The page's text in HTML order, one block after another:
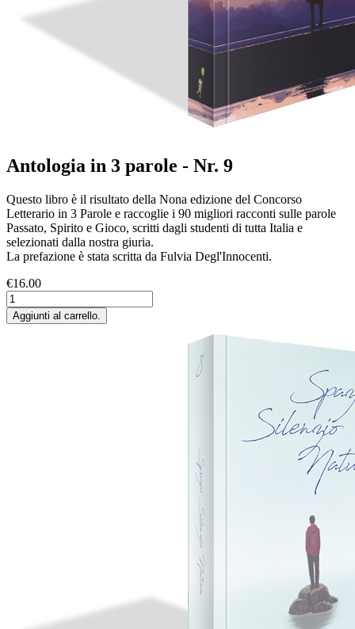
Antologia in 3 parole - Nr. 9
Questo libro è il risultato della Nona edizione del Concorso
Letterario in 3 Parole e raccoglie i 90 migliori racconti sulle parole
Passato, Spirito e Gioco, scritti dagli studenti di tutta Italia e
selezionati dalla nostra giuria.
La prefazione è stata scritta da Fulvia Degl'Innocenti.
€16.00